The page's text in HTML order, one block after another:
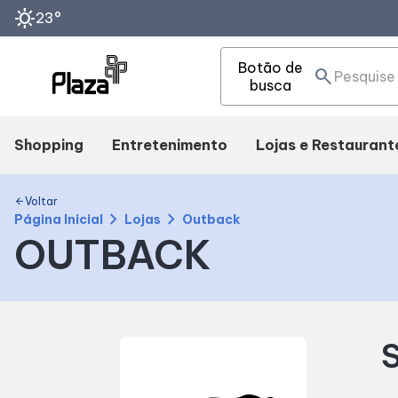
sunny23°
Botão de
busca
search
Shopping
Mapa Interno
Facilidades
Como Chegar
Entretenimento
Eventos
Fique por Dentro
Lojas e
arrow_backVoltar
Página Inicial chevron_right Lojas chevron_right Outback
OUTBACK